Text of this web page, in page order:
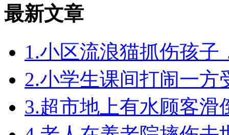
最新文章
1.小区流浪猫抓伤孩子
2.小学生课间打闹一
3.超市地上有水顾客